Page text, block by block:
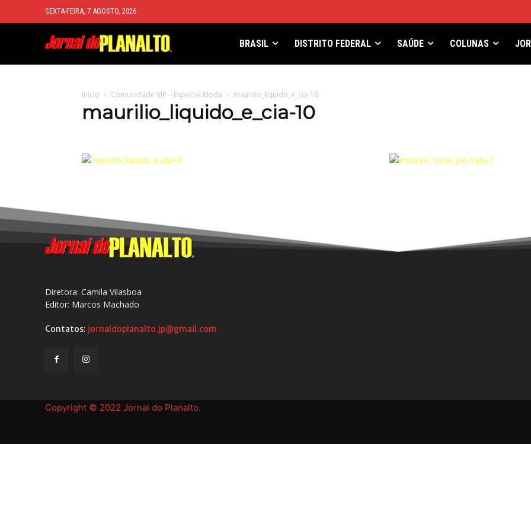
SEXTA-FEIRA, 7 AGOSTO, 2026
BRASIL DISTRITO FEDERAL SAÚDE COLUNAS
Início Comunidade VIP – Especial Moda maurilio_liquido_e_cia-10
maurilio_liquido_e_cia-10
Diretora: Camila Vilasboa
Editor: Marcos Machado
Contatos: jornaldoplanalto.jp@gmail.com
Copyright © 2022 Jornal do Planalto.